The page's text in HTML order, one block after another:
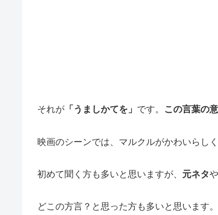
それが 「うましかてを」 です。 この言葉の
映画のシーンでは、マルクルがかわいらし
初めて聞く方も多いと思いますが、 元ネタや
どこの方言？と思った方も多いと思います。